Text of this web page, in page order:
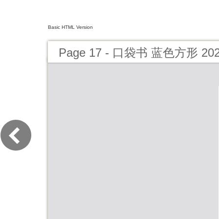
Basic HTML Version
Page 17 - 口袋书 蓝色方形